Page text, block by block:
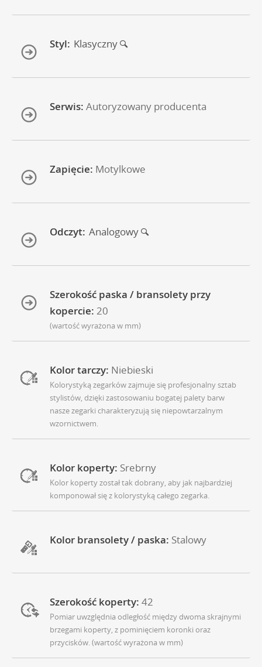
Styl: Klasyczny
Serwis: Autoryzowany producenta
Zapięcie: Motylkowe
Odczyt: Analogowy
Szerokość paska / bransolety przy
kopercie: 20
(wartość wyrażona w mm)
Kolor tarczy: Niebieski
Kolorystyką zegarków zajmuje się profesjonalny sztab
stylistów, dzięki zastosowaniu bogatej palety barw
nasze zegarki charakteryzują się niepowtarzalnym
wzornictwem.
Kolor koperty: Srebrny
Kolor koperty został tak dobrany, aby jak najbardziej
komponował się z kolorystyką całego zegarka.
Kolor bransolety / paska: Stalowy
Szerokość koperty: 42
Pomiar uwzględnia odległość między dwoma skrajnymi
brzegami koperty, z pominięciem koronki oraz
przycisków. (wartość wyrażona w mm)